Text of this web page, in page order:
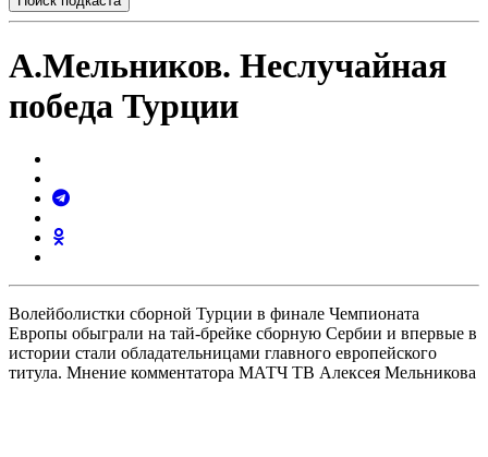
А.Мельников. Неслучайная
победа Турции
Волейболистки сборной Турции в финале Чемпионата
Европы обыграли на тай-брейке сборную Сербии и впервые в
истории стали обладательницами главного европейского
титула. Мнение комментатора МАТЧ ТВ Алексея Мельникова